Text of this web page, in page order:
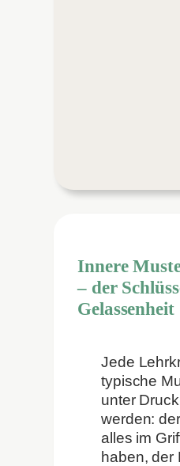
Innere
– der
Gelassenheit
Jede
typische
unter
werden:
alles im
haben, der